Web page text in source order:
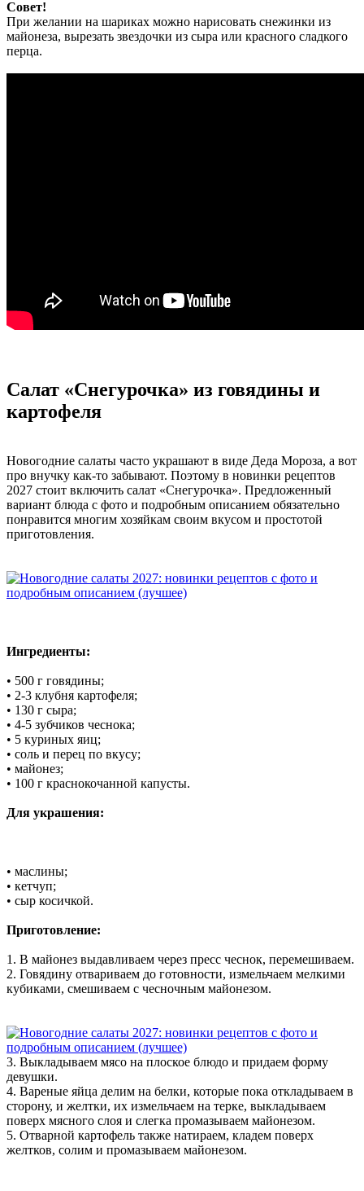
Совет!
При желании на шариках можно нарисовать снежинки из
майонеза, вырезать звездочки из сыра или красного сладкого
перца.
Салат «Снегурочка» из говядины и
картофеля
Новогодние салаты часто украшают в виде Деда Мороза, а вот
про внучку как-то забывают. Поэтому в новинки рецептов
2027 стоит включить салат «Снегурочка». Предложенный
вариант блюда с фото и подробным описанием обязательно
понравится многим хозяйкам своим вкусом и простотой
приготовления.
Ингредиенты:
• 500 г говядины;
• 2-3 клубня картофеля;
• 130 г сыра;
• 4-5 зубчиков чеснока;
• 5 куриных яиц;
• соль и перец по вкусу;
• майонез;
• 100 г краснокочанной капусты.
Для украшения:
• маслины;
• кетчуп;
• сыр косичкой.
Приготовление:
1. В майонез выдавливаем через пресс чеснок, перемешиваем.
2. Говядину отвариваем до готовности, измельчаем мелкими
кубиками, смешиваем с чесночным майонезом.
3. Выкладываем мясо на плоское блюдо и придаем форму
девушки.
4. Вареные яйца делим на белки, которые пока откладываем в
сторону, и желтки, их измельчаем на терке, выкладываем
поверх мясного слоя и слегка промазываем майонезом.
5. Отварной картофель также натираем, кладем поверх
желтков, солим и промазываем майонезом.